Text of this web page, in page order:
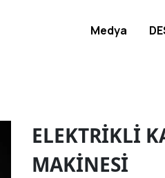
ELEKTRİKLİ
MAKİNESİ
Medya